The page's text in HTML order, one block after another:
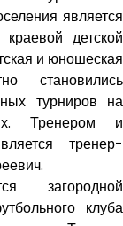
является
детской
и юношеская
становились
турниров на
Тренером и
тренер-
загородной
клуба